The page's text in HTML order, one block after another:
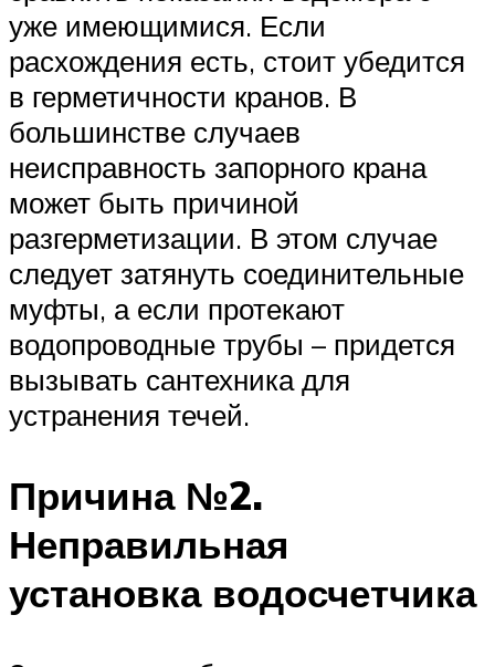
уже имеющимися. Если
расхождения есть, стоит убедится
в герметичности кранов. В
большинстве случаев
неисправность запорного крана
может быть причиной
разгерметизации. В этом случае
следует затянуть соединительные
муфты, а если протекают
водопроводные трубы – придется
вызывать сантехника для
устранения течей.
Причина №2.
Неправильная
установка водосчетчика